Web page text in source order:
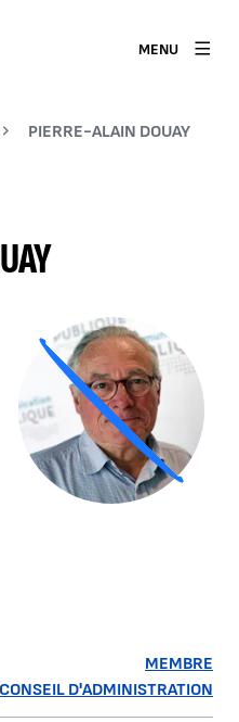
MENU
PIERRE-ALAIN DOUAY
Agrandir
MEMBRE
CONSEIL D'ADMINISTRATION